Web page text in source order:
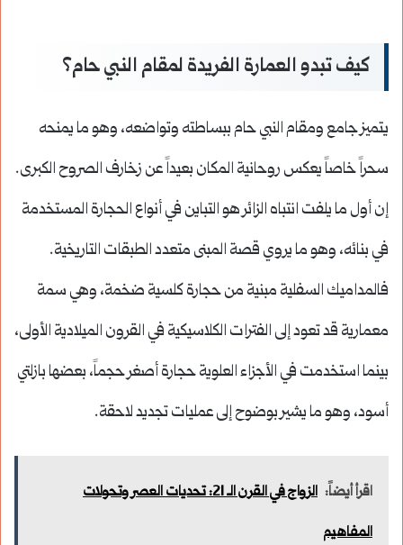
كيف تبدو العمارة الفريدة لمقام النبي حام؟
يتميز جامع ومقام النبي حام ببساطته وتواضعه، وهو ما يمنحه
سحراً خاصاً يعكس روحانية المكان بعيداً عن زخارف الصروح الكبرى.
إن أول ما يلفت انتباه الزائر هو التباين في أنواع الحجارة المستخدمة
في بنائه، وهو ما يروي قصة المبنى متعدد الطبقات التاريخية.
فالمداميك السفلية مبنية من حجارة كلسية ضخمة، وهي سمة
معمارية قد تعود إلى الفترات الكلاسيكية في القرون الميلادية الأولى،
بينما استخدمت في الأجزاء العلوية حجارة أصغر حجماً، بعضها بازلتي
أسود، وهو ما يشير بوضوح إلى عمليات تجديد لاحقة.
اقرأ أيضاً:
الزواج في القرن الـ 21: تحديات العصر وتحولات
المفاهيم